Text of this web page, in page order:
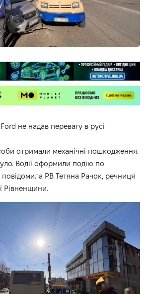
не надав перевагу в русі
отримали механічні пошкодження.
Водії оформили подію по
РВ Тетяна Рачок, речниця
Рівненщини.